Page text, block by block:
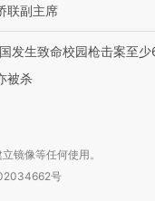
联副主席
发生致命校园枪击案至
被杀
镜像等任何使用。
号